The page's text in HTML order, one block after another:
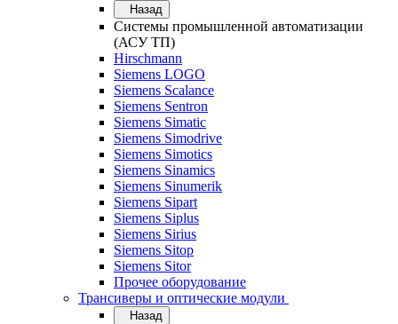
Назад
Системы промышленной автоматизации
(АСУ ТП)
Hirschmann
Siemens LOGO
Siemens Scalance
Siemens Sentron
Siemens Simatic
Siemens Simodrive
Siemens Simotics
Siemens Sinamics
Siemens Sinumerik
Siemens Sipart
Siemens Siplus
Siemens Sirius
Siemens Sitop
Siemens Sitor
Прочее оборудование
Трансиверы и оптические модули
Назад